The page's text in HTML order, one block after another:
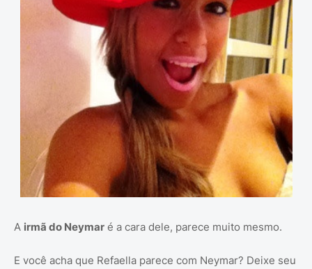
A irmã do Neymar é a cara dele, parece muito mesmo.
E você acha que Refaella parece com Neymar? Deixe seu